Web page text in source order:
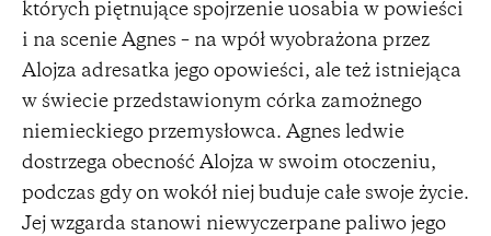
których piętnujące spojrzenie uosabia w powieści
i na scenie Agnes – na wpół wyobrażona przez
Alojza adresatka jego opowieści, ale też istniejąca
w świecie przedstawionym córka zamożnego
niemieckiego przemysłowca. Agnes ledwie
dostrzega obecność Alojza w swoim otoczeniu,
podczas gdy on wokół niej buduje całe swoje życie.
Jej wzgarda stanowi niewyczerpane paliwo jego